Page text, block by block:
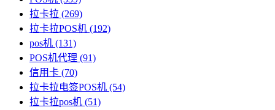
拉卡拉 (269)
拉卡拉POS机 (192)
pos机 (131)
POS机代理 (91)
信用卡 (70)
拉卡拉电签POS机 (54)
拉卡拉pos机 (51)